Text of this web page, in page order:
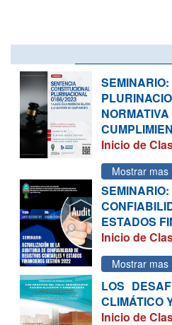
Inicio de
Mostrar mas
ESTADOS
Inicio de
Mostrar mas
LOS
CLIMÁTICO
Inicio de